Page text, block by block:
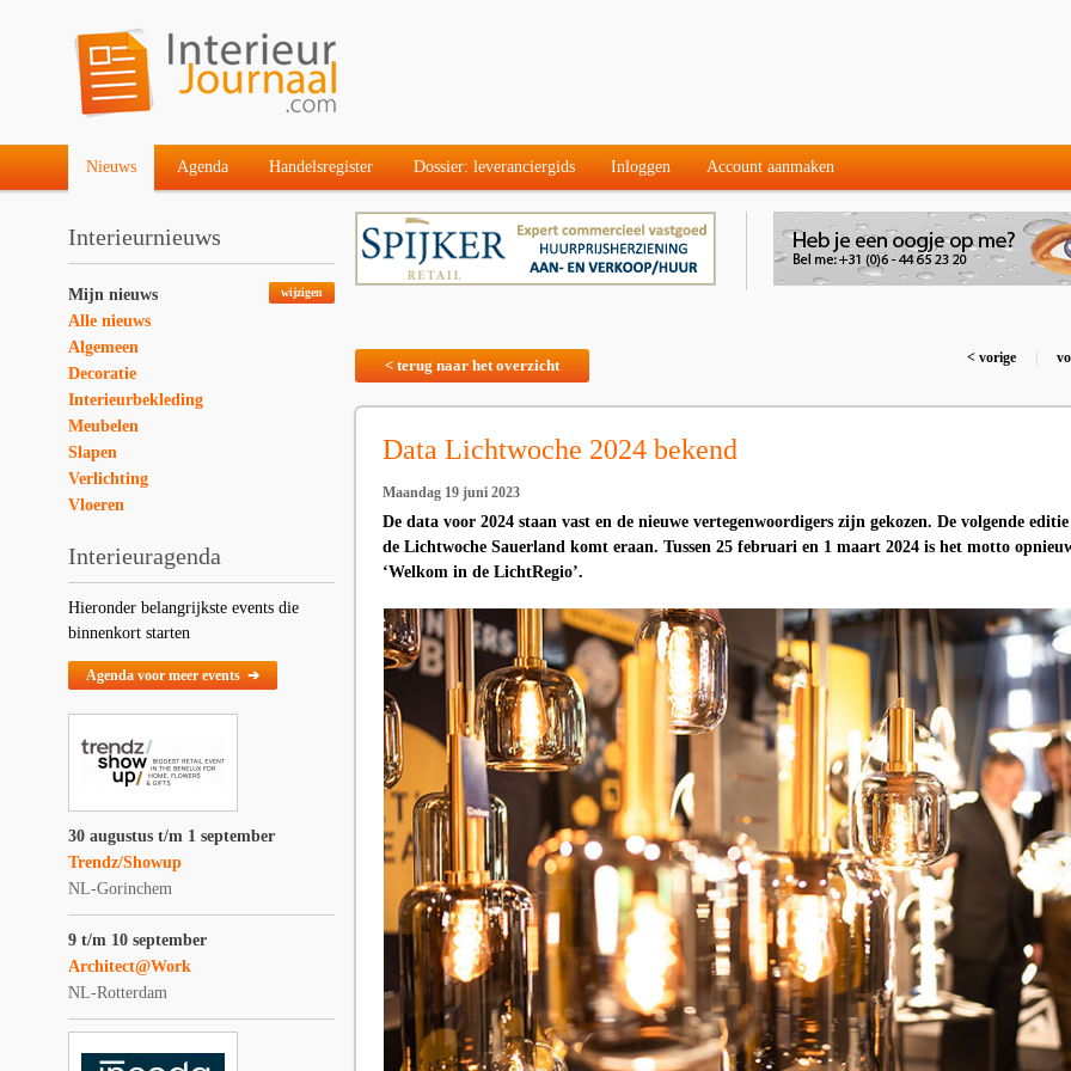
Nieuws Agenda Handelsregister Dossier: leveranciergids Inloggen Account aanmaken
Interieurnieuws
wijzigen
Mijn nieuws
Alle nieuws
Algemeen
Decoratie
Interieurbekleding
Meubelen
Slapen
Verlichting
Vloeren
Interieuragenda
Hieronder belangrijkste events die
binnenkort starten
Agenda voor meer events ➔
30 augustus t/m 1 september
Trendz/Showup
NL-Gorinchem
9 t/m 10 september
Architect@Work
NL-Rotterdam
< terug naar het overzicht < vorige
Data Lichtwoche 2024 bekend
Maandag 19 juni 2023
De data voor 2024 staan vast en de nieuwe vertegenwoordigers zijn gekozen. De volgende
de Lichtwoche Sauerland komt eraan. Tussen 25 februari en 1 maart 2024 is het motto
‘Welkom in de LichtRegio’.